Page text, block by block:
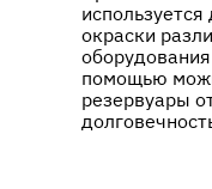
окраски
помощью
резервуары